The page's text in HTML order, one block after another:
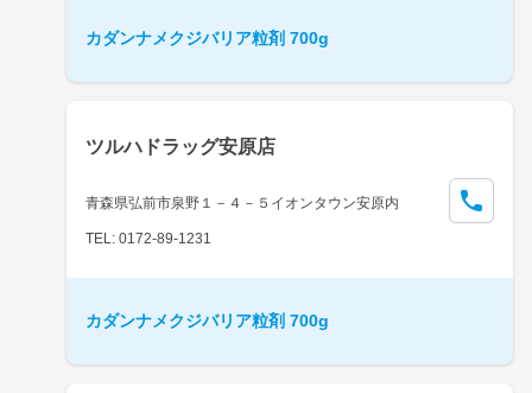
カダンナメクジバリア粒剤 700g
ツルハドラッグ安原店
青森県弘前市泉野１－４－５イオンタウン安原内
TEL: 0172-89-1231
カダンナメクジバリア粒剤 700g